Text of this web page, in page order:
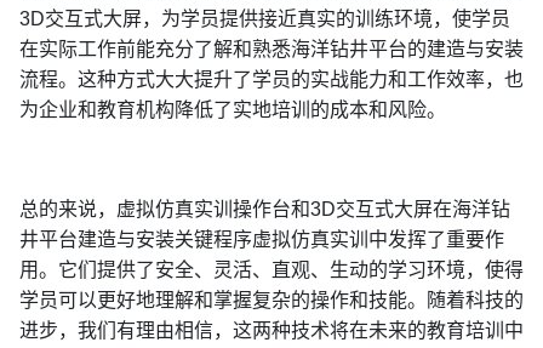
3D交互式大屏，为学员提供接近真实的训练环境，使学员
在实际工作前能充分了解和熟悉海洋钻井平台的建造与安装
流程。这种方式大大提升了学员的实战能力和工作效率，也
为企业和教育机构降低了实地培训的成本和风险。
总的来说，虚拟仿真实训操作台和3D交互式大屏在海洋钻
井平台建造与安装关键程序虚拟仿真实训中发挥了重要作
用。它们提供了安全、灵活、直观、生动的学习环境，使得
学员可以更好地理解和掌握复杂的操作和技能。随着科技的
进步，我们有理由相信，这两种技术将在未来的教育培训中